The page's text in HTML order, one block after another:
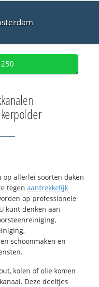
op allerlei soorten daken
tegenaantrekkelijk
op professionele
kunt denken aan
schoonmaken en
kolen of olie komen
Deze deeltjes